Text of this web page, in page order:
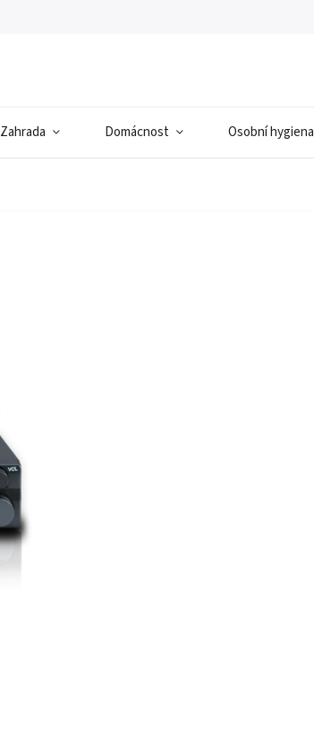
Zahrada Domácnost Osobní hygiena